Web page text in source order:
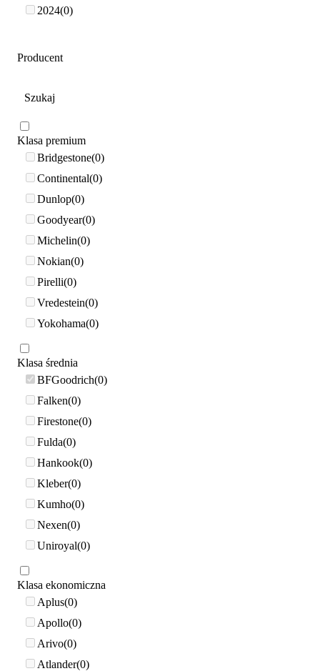
2024 0
Producent
Klasa premium
Bridgestone 0
Continental 0
Dunlop 0
Goodyear 0
Michelin 0
Nokian 0
Pirelli 0
Vredestein 0
Yokohama 0
Klasa średnia
BFGoodrich 0
Falken 0
Firestone 0
Fulda 0
Hankook 0
Kleber 0
Kumho 0
Nexen 0
Uniroyal 0
Klasa ekonomiczna
Aplus 0
Apollo 0
Arivo 0
Atlander 0